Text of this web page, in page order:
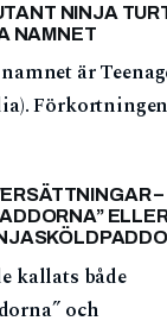
NINJA
NAMNET
är
–
kallats både
och